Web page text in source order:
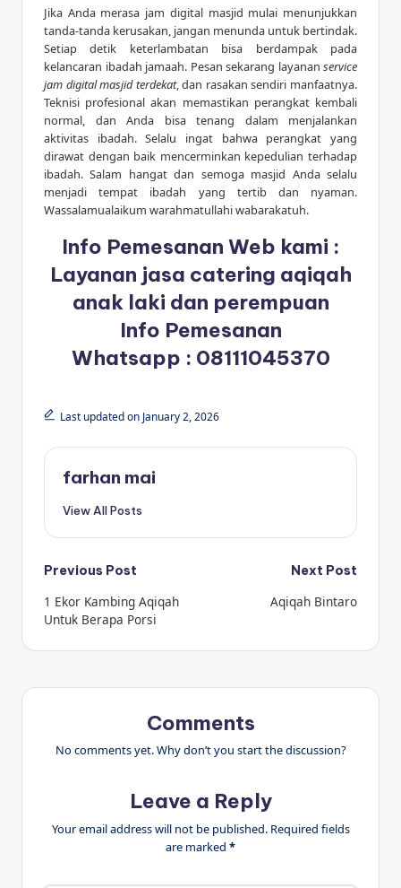
Jika Anda merasa jam digital masjid mulai menunjukkan
tanda-tanda kerusakan, jangan menunda untuk bertindak.
Setiap detik keterlambatan bisa berdampak pada
kelancaran ibadah jamaah. Pesan sekarang layanan service
jam digital masjid terdekat, dan rasakan sendiri manfaatnya.
Teknisi profesional akan memastikan perangkat kembali
normal, dan Anda bisa tenang dalam menjalankan
aktivitas ibadah. Selalu ingat bahwa perangkat yang
dirawat dengan baik mencerminkan kepedulian terhadap
ibadah. Salam hangat dan semoga masjid Anda selalu
menjadi tempat ibadah yang tertib dan nyaman.
Wassalamualaikum warahmatullahi wabarakatuh.
Info Pemesanan Web kami :
Layanan jasa catering aqiqah
anak laki dan perempuan
Info Pemesanan
Whatsapp : 08111045370
Last updated on January 2, 2026
farhan mai
View All Posts
Post
navigation
Previous Post
1 Ekor Kambing Aqiqah
Untuk Berapa Porsi
Next Post
Aqiqah Bintaro
Comments
No comments yet. Why don’t you start the discussion?
Leave a Reply
Your email address will not be published. Required fields
are marked *